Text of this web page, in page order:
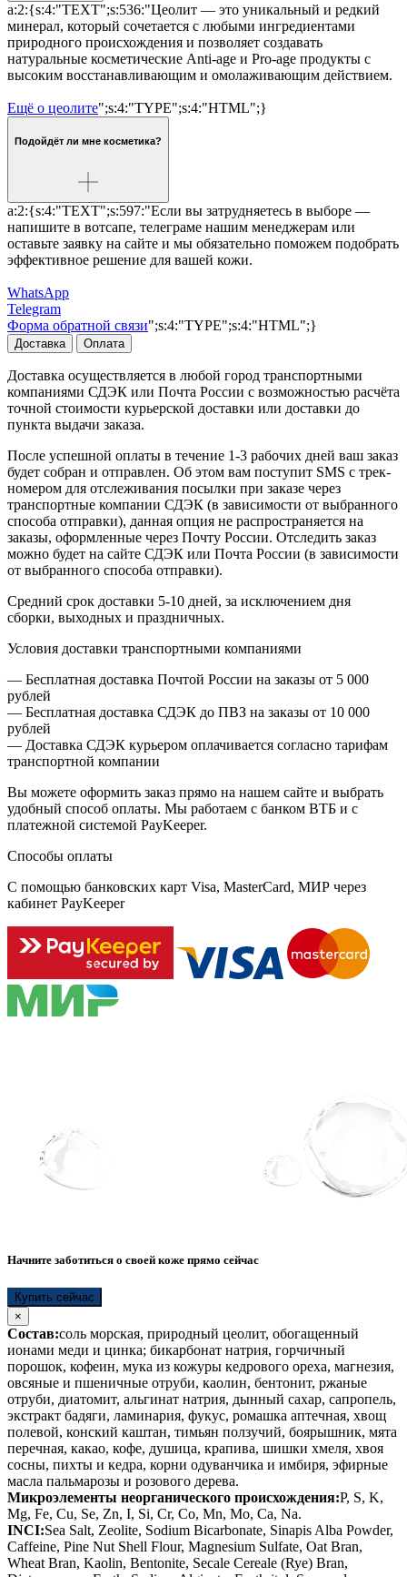
a:2:{s:4:"TEXT";s:536:"Цеолит — это уникальный и редкий
минерал, который сочетается с любыми ингредиентами
природного происхождения и позволяет создавать
натуральные косметические Anti-age и Pro-age продукты с
высоким восстанавливающим и омолаживающим действием.
Ещё о цеолите";s:4:"TYPE";s:4:"HTML";}
Подойдёт ли мне косметика?
a:2:{s:4:"TEXT";s:597:"Если вы затрудняетесь в выборе —
напишите в вотсапе, телеграме нашим менеджерам или
оставьте заявку на сайте и мы обязательно поможем подобрать
эффективное решение для вашей кожи.
WhatsApp
Telegram
Форма обратной связи";s:4:"TYPE";s:4:"HTML";}
Доставка Оплата
Доставка осуществляется в любой город транспортными
компаниями СДЭК или Почта России с возможностью расчёта
точной стоимости курьерской доставки или доставки до
пункта выдачи заказа.
После успешной оплаты в течение 1-3 рабочих дней ваш заказ
будет собран и отправлен. Об этом вам поступит SMS с трек-
номером для отслеживания посылки при заказе через
транспортные компании СДЭК (в зависимости от выбранного
способа отправки), данная опция не распространяется на
заказы, оформленные через Почту России. Отследить заказ
можно будет на сайте СДЭК или Почта России (в зависимости
от выбранного способа отправки).
Средний срок доставки 5-10 дней, за исключением дня
сборки, выходных и праздничных.
Условия доставки транспортными компаниями
— Бесплатная доставка Почтой России на заказы от 5 000
рублей
— Бесплатная доставка СДЭК до ПВЗ на заказы от 10 000
рублей
— Доставка СДЭК курьером оплачивается согласно тарифам
транспортной компании
Вы можете оформить заказ прямо на нашем сайте и выбрать
удобный способ оплаты. Мы работаем с банком ВТБ и с
платежной системой PayKeeper.
Способы оплаты
С помощью банковских карт Visa, MasterCard, МИР через
кабинет PayKeeper
Начните заботиться о своей коже прямо сейчас
Купить сейчас
×
Состав:соль морская, природный цеолит, обогащенный
ионами меди и цинка; бикарбонат натрия, горчичный
порошок, кофеин, мука из кожуры кедрового ореха, магнезия,
овсяные и пшеничные отруби, каолин, бентонит, ржаные
отруби, диатомит, альгинат натрия, дынный сахар, сапропель,
экстракт бадяги, ламинария, фукус, ромашка аптечная, хвощ
полевой, конский каштан, тимьян ползучий, боярышник, мята
перечная, какао, кофе, душица, крапива, шишки хмеля, хвоя
сосны, пихты и кедра, корни одуванчика и имбиря, эфирные
масла пальмарозы и розового дерева.
Микроэлементы неорганического происхождения:P, S, K,
Mg, Fe, Cu, Se, Zn, I, Si, Cr, Co, Mn, Mo, Ca, Na.
INCI:Sea Salt, Zeolite, Sodium Bicarbonate, Sinapis Alba Powder,
Caffeine, Pine Nut Shell Flour, Magnesium Sulfate, Oat Bran,
Wheat Bran, Kaolin, Bentonite, Secale Cereale (Rye) Bran,